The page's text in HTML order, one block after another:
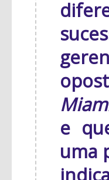
e
uma